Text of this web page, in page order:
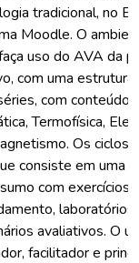
tradicional, no
Moodle. O
uso do AVA da
com uma
com
Termofísica,
Os ciclos
consiste em uma
com exercícios
avaliativos. O
facilitador e